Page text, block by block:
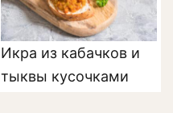
Икра из кабачков и
тыквы кусочками